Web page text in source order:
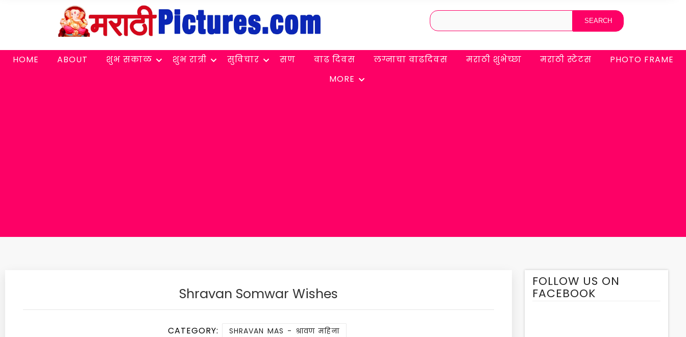
HOME ABOUT शुभ सकाळ शुभ रात्री सुविचार सण वाढ दिवस लग्नाचा वाढदिवस मराठी शुभेच्छा मराठी स्टेटस
PHOTO FRAME
MORE
Shravan Somwar Wishes
CATEGORY: SHRAVAN MAS - श्रावण महिना
FOLLOW US ON
FACEBOOK